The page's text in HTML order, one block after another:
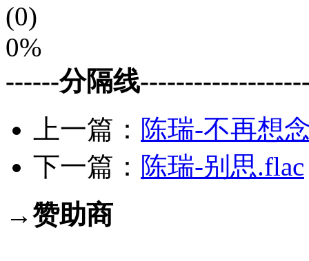
(0)
0%
------分隔线
上一篇： 陈瑞-不再想
下一篇： 陈瑞-别思.flac
→赞助商